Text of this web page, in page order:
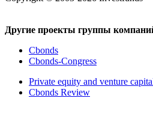
Другие проекты группы
Cbonds
Cbonds-Congress
Private equity and venture
Cbonds Review